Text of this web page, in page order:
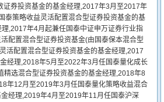
券投资基金的基金经理,2017年3月至2017年
策略收益灵活配置混合型证券投资基金的基
,2017年4月起兼任国泰中证申万证券行业指
配置混合型证券投资基金(由国泰保本混合型
活配置混合型证券投资基金的基金经理,2017
经理,2018年5月至2022年3月任国泰量化成长
选混合型证券投资基金的基金经理,2018年8
年12月至2019年3月任国泰量化策略收益混合
经理,2019年4月至2019年11月任国泰沪深